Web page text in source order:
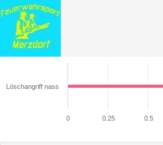
Löschangriff nass
0 0.25 0.5